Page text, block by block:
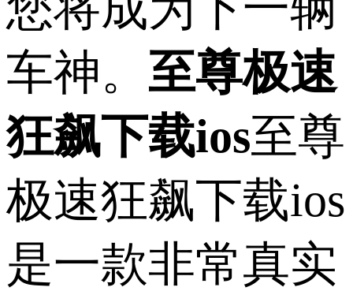
车神。 至尊极速
狂飙下载ios至尊
极速狂飙下载ios
是一款非常真实